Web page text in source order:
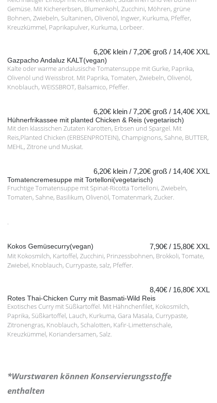
Gemüse. Mit Kichererbsen, Blumenkohl, Zucchini, Möhren, grüne
Bohnen, Zwiebeln, Sultaninen, Olivenöl, Ingwer, Kurkuma, Pfeffer,
Kreuzkümmel, Paprikapulver, Kurkuma, Lorbeer.
6,20€ klein / 7,20€ groß / 14,40€ XXL
Gazpacho Andaluz KALT(vegan)
Kalte oder warme andalusische Tomatensuppe mit Gurke, Paprika,
Olivenöl und Weissbrot. Mit Paprika, Tomaten, Zwiebeln, Olivenöl,
Knoblauch, WEISSBROT, Balsamico, Pfeffer.
6,20€ klein / 7,20€ groß / 14,40€ XXL
Hühnerfrikassee mit planted Chicken & Reis (vegetarisch)
Mit den klassischen Zutaten Karotten, Erbsen und Spargel. Mit
Reis,Planted Chicken (ERBSENPROTEIN), Champignons, Sahne, BUTTER,
MEHL, Zitrone und Muskat.
6,20€ klein / 7,20€ groß / 14,40€ XXL
Tomatencremesuppe mit Tortelloni(vegetarisch)
Fruchtige Tomatensuppe mit Spinat-Ricotta Tortelloni, Zwiebeln,
Tomaten, Sahne, Basilikum, Olivenöl, Tomatenmark, Zucker.
.
7,90€ / 15,80€ XXL
Kokos Gemüsecurry(vegan)
Mit Kokosmilch, Kartoffel, Zucchini, Prinzessbohnen, Brokkoli, Tomate,
Zwiebel, Knoblauch, Currypaste, salz, Pfeffer.
8,40€ / 16,80€ XXL
Rotes Thai-Chicken Curry mit Basmati-Wild Reis
Exotisches Curry mit Süßkartoffel. Mit Hähnchenfilet, Kokosmilch,
Paprika, Süßkartoffel, Lauch, Kurkuma, Gara Masala, Currypaste,
Zitronengras, Knoblauch, Schalotten, Kafir-Limettenschale,
Kreuzkümmel, Koriandersamen, Salz.
*Wurstwaren können Konservierungsstoffe
enthalten